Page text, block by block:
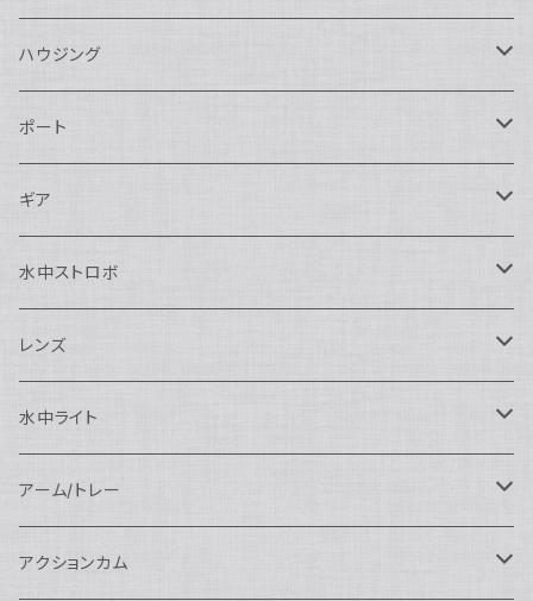
ハウジング
Nikon用
Nauticam
SEA&SEA
Canon用
Nauticam
SEA&SEA
Sony用
Nautciam
SEA&SEA
OM SYSTEM用
Nauticam
AOI
Panasonic用
Nauticam
FUJIFILM用
Nauticam
Nauticam
ポート
Nauticam
N120ドームポート
N120マクロポート
SEA&SEA
ドームポート
マクロポート
AOI
ドームポート
フラットポート
FIX
アクセサリー
Athena
ドームポート
ギア
AOI
OM SYSTEM用
Nauticam
SEA&SEA
水中ストロボ
SEA&SEA
アクセサリー
AOI
アクセサリー
アクセサリー
weefine
レンズ
マクロコンバージョンレンズ
Nauticam
AOI
ワイドコンバージョンレンズ
Nauticam
ワイドアングルコンバージョンポート
水中ライト
大光量 3000ルーメン以上
リングライト
アーム/トレー
アーム
アクションカム